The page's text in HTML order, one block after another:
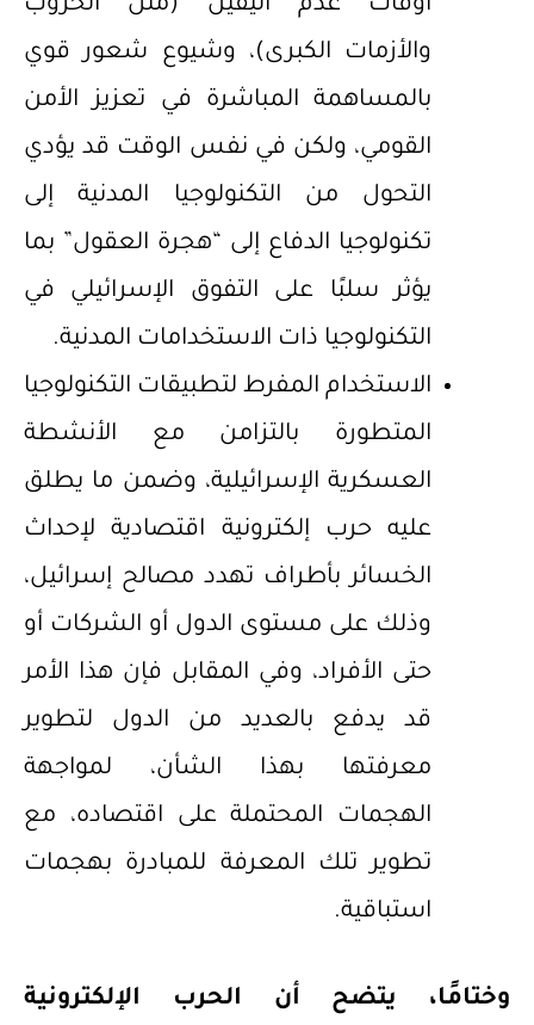
أوقات عدم اليقين (مثل الحروب
والأزمات الكبرى)، وشيوع شعور قوي
بالمساهمة المباشرة في تعزيز الأمن
القومي، ولكن في نفس الوقت قد يؤدي
التحول من التكنولوجيا المدنية إلى
تكنولوجيا الدفاع إلى “هجرة العقول” بما
يؤثر سلبًا على التفوق الإسرائيلي في
التكنولوجيا ذات الاستخدامات المدنية.
الاستخدام المفرط لتطبيقات التكنولوجيا
المتطورة بالتزامن مع الأنشطة
العسكرية الإسرائيلية، وضمن ما يطلق
عليه حرب إلكترونية اقتصادية لإحداث
الخسائر بأطراف تهدد مصالح إسرائيل،
وذلك على مستوى الدول أو الشركات أو
حتى الأفراد، وفي المقابل فإن هذا الأمر
قد يدفع بالعديد من الدول لتطوير
معرفتها بهذا الشأن، لمواجهة
الهجمات المحتملة على اقتصاده، مع
تطوير تلك المعرفة للمبادرة بهجمات
استباقية.
وختامًا، يتضح أن الحرب الإلكترونية